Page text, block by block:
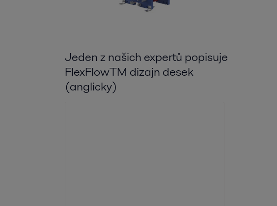
Jeden z našich expertů popisuje
FlexFlowTM dizajn desek
(anglicky)